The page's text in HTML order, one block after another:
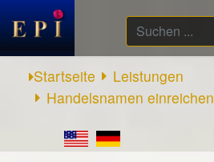
Suchen
...
Startseite
Leistungen
Handelsnamen einreichen